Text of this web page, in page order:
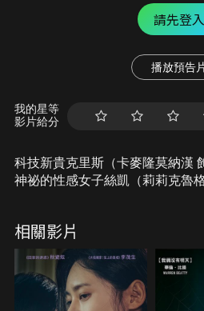
請先登入
播放預告
我的星等
影片給分
科技新貴克里斯（卡麥隆莫納漢
神祕的性感女子絲凱（莉莉克魯
藏著不可告人的陰險意圖……。
相關影片